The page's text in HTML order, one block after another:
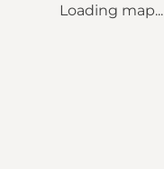
Loading map...